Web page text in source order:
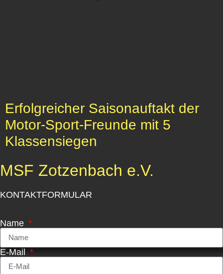
Erfolgreicher Saisonauftakt der
Motor-Sport-Freunde mit 5
Klassensiegen
MSF Zotzenbach e.V.
KONTAKTFORMULAR
Name
E-Mail